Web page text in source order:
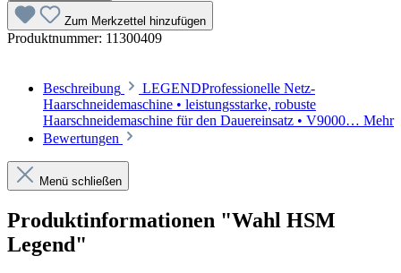
Zum Merkzettel hinzufügen
Produktnummer: 11300409
Beschreibung
LEGENDProfessionelle Netz-
Haarschneidemaschine • leistungsstarke, robuste
Haarschneidemaschine für den Dauereinsatz • V9000… Mehr
Bewertungen
Menü schließen
Produktinformationen "Wahl HSM
Legend"